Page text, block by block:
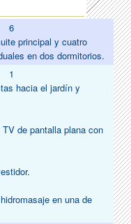
6
principal y cuatro
en dos dormitorios.
1
hacia el jardín y
de pantalla plana con
en una de